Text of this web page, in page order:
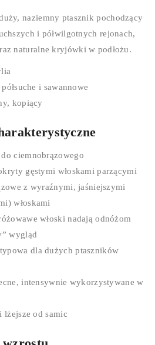
naziemny ptasznik pochodzący
i półwilgotnych rejonach,
naturalne kryjówki w podłożu.
i sawannowe
kopiący
ciemnobrązowego
gęstymi włoskami parzącymi
z wyraźnymi, jaśniejszymi
włoskami
włoski nadają odnóżom
wygląd
dla dużych ptaszników
intensywnie wykorzystywane w
lżejsze od samic